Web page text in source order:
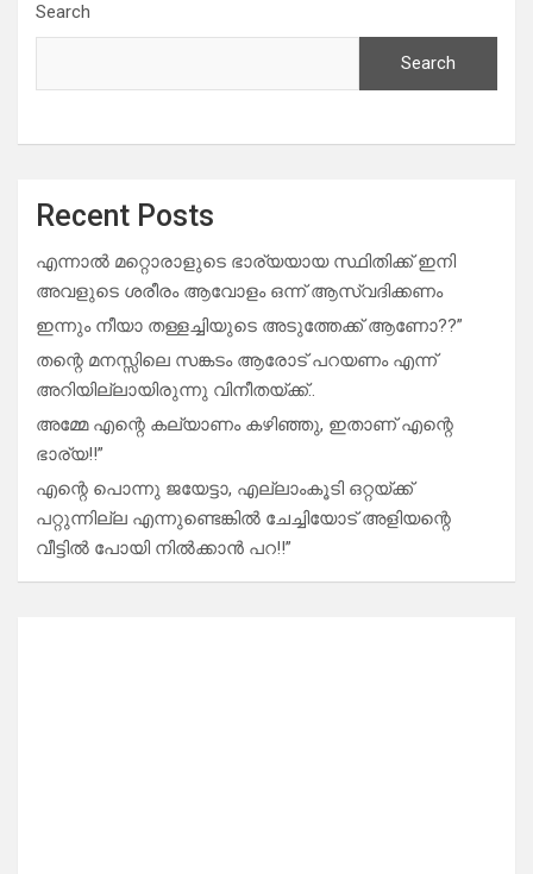
Search
Search
Recent Posts
എന്നാൽ മറ്റൊരാളുടെ ഭാര്യയായ സ്ഥിതിക്ക് ഇനി
അവളുടെ ശരീരം ആവോളം ഒന്ന് ആസ്വദിക്കണം
ഇന്നും നീയാ തള്ളച്ചിയുടെ അടുത്തേക്ക് ആണോ??”
തന്റെ മനസ്സിലെ സങ്കടം ആരോട് പറയണം എന്ന്
അറിയില്ലായിരുന്നു വിനീതയ്ക്ക്..
അമ്മേ എന്റെ കല്യാണം കഴിഞ്ഞു, ഇതാണ് എന്റെ
ഭാര്യ!!”
എന്റെ പൊന്നു ജയേട്ടാ, എല്ലാംകൂടി ഒറ്റയ്ക്ക്
പറ്റുന്നില്ല എന്നുണ്ടെങ്കിൽ ചേച്ചിയോട് അളിയന്റെ
വീട്ടിൽ പോയി നിൽക്കാൻ പറ!!”